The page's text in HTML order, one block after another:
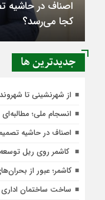
اصناف در حاشیه
کجا می‌رسد؟
جديدترين ها
از شهرنشینی تا
انسجام ملی؛
اصناف در حاشیه
کاشمر روی ریل
کاشمر؛ عبور از
ساخت ساختمان